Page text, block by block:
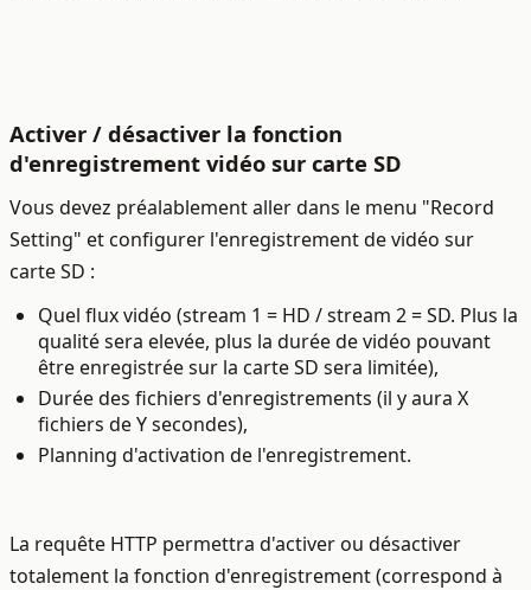
Activer / désactiver la fonction
d'enregistrement vidéo sur carte SD
Vous devez préalablement aller dans le menu "Record
Setting" et configurer l'enregistrement de vidéo sur
carte SD :
Quel flux vidéo (stream 1 = HD / stream 2 = SD. Plus la
qualité sera elevée, plus la durée de vidéo pouvant
être enregistrée sur la carte SD sera limitée),
Durée des fichiers d'enregistrements (il y aura X
fichiers de Y secondes),
Planning d'activation de l'enregistrement.
La requête HTTP permettra d'activer ou désactiver
totalement la fonction d'enregistrement (correspond à